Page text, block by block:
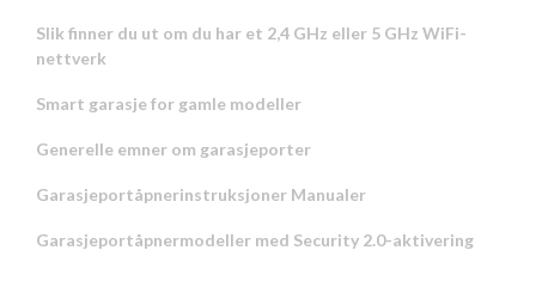
Slik finner du ut om du har et 2,4 GHz eller 5 GHz WiFi-
nettverk
Smart garasje for gamle modeller
Generelle emner om garasjeporter
Garasjeportåpnerinstruksjoner Manualer
Garasjeportåpnermodeller med Security 2.0-aktivering